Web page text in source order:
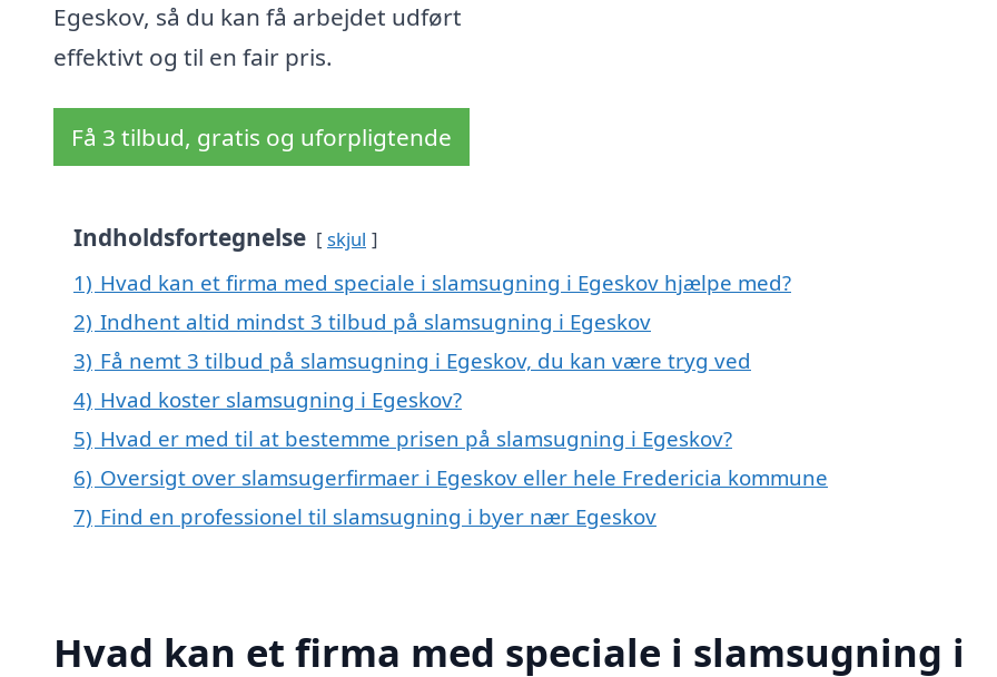
Egeskov, så du kan få arbejdet udført
effektivt og til en fair pris.
Få 3 tilbud, gratis og uforpligtende
Indholdsfortegnelse skjul
1) Hvad kan et firma med speciale i slamsugning i Egeskov hjælpe med?
2) Indhent altid mindst 3 tilbud på slamsugning i Egeskov
3) Få nemt 3 tilbud på slamsugning i Egeskov, du kan være tryg ved
4) Hvad koster slamsugning i Egeskov?
5) Hvad er med til at bestemme prisen på slamsugning i Egeskov?
6) Oversigt over slamsugerfirmaer i Egeskov eller hele Fredericia kommune
7) Find en professionel til slamsugning i byer nær Egeskov
Hvad kan et firma med speciale i slamsugning i